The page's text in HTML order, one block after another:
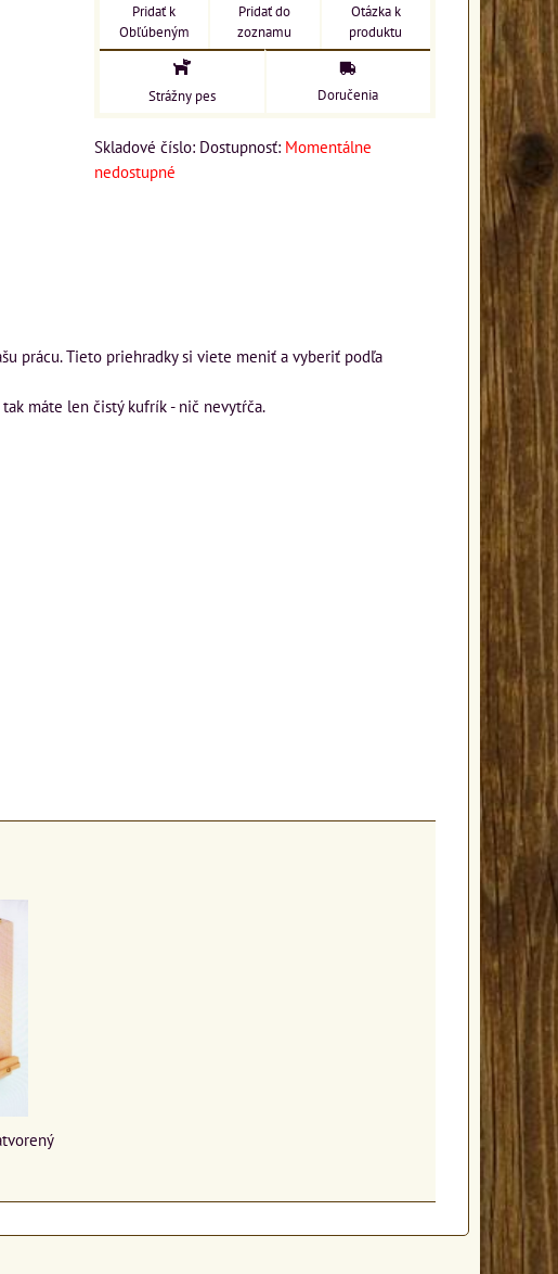
Pridať k
Obľúbeným
Pridať do
zoznamu
Otázka k
produktu
Strážny pes Doručenia
Skladové číslo: Dostupnosť: Momentálne
nedostupné
prácu. Tieto priehradky si viete meniť a vyberiť podľa
máte len čistý kufrík - nič nevytŕča.